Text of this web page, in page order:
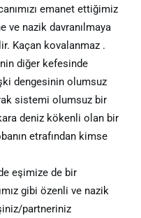
emanet ettiğimiz
ve nazik davranılmaya
Kaçan kovalanmaz .
diğer kefesinde
dengesinin olumsuz
sistemi olumsuz bir
deniz kökenli olan bir
etrafından kimse
eşimize de bir
gibi özenli ve nazik
partneriniz